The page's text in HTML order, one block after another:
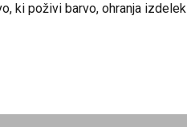
ki poživi barvo, ohranja izdelek